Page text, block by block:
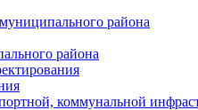
района
района
коммунальной